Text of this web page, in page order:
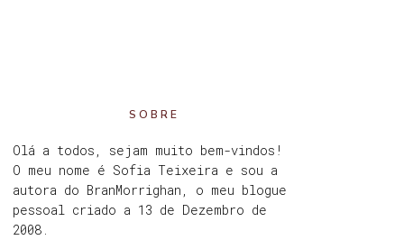
SOBRE
Olá a todos, sejam muito bem-vindos!
O meu nome é Sofia Teixeira e sou a
autora do BranMorrighan, o meu blogue
pessoal criado a 13 de Dezembro de
2008.